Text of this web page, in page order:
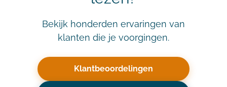
Bekijk honderden ervaringen van
klanten die je voorgingen.
Klantbeoordelingen